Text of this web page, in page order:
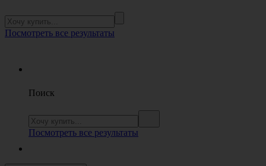
Посмотреть все результаты
Поиск
Посмотреть все результаты